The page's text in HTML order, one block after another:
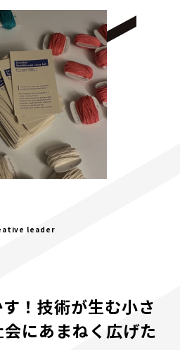
leader
！技術が生む小さ
にあまねく広げた